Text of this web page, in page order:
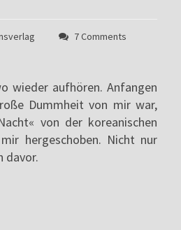
7 Comments
wieder aufhören. Anfangen
Dummheit von mir war,
von der koreanischen
hergeschoben. Nicht nur
davor.